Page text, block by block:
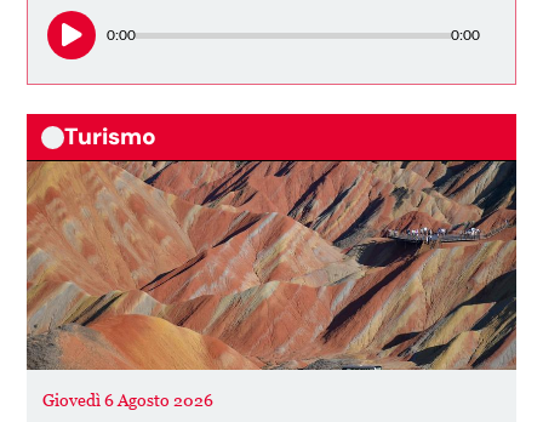
0:00 0:00
Turismo
Giovedì 6 Agosto 2026